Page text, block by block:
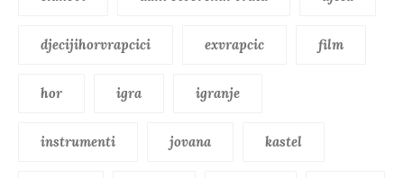
djecijihorvrapcici exvrapcic film
hor igra igranje
instrumenti jovana kastel